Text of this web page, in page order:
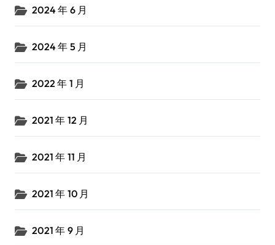
2024 年 6 月
2024 年 5 月
2022 年 1 月
2021 年 12 月
2021 年 11 月
2021 年 10 月
2021 年 9 月